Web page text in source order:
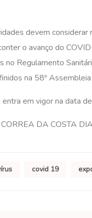
devem
o avanço do
no Regulamento
na 58ª
em vigor na data
DA COSTA
covid 19